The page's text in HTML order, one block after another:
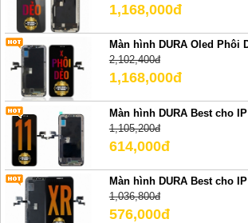
1,168,000đ
Màn hình DURA Oled Phôi
2,102,400đ
1,168,000đ
Màn hình DURA Best cho IP
1,105,200đ
614,000đ
Màn hình DURA Best cho
1,036,800đ
576,000đ